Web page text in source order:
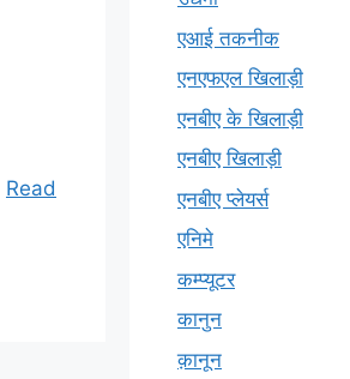
Read
एआई तकनीक
एनएफएल खिलाड़ी
एनबीए के खिलाड़ी
एनबीए खिलाड़ी
एनबीए प्लेयर्स
एनिमे
कम्प्यूटर
कानुन
क़ानून